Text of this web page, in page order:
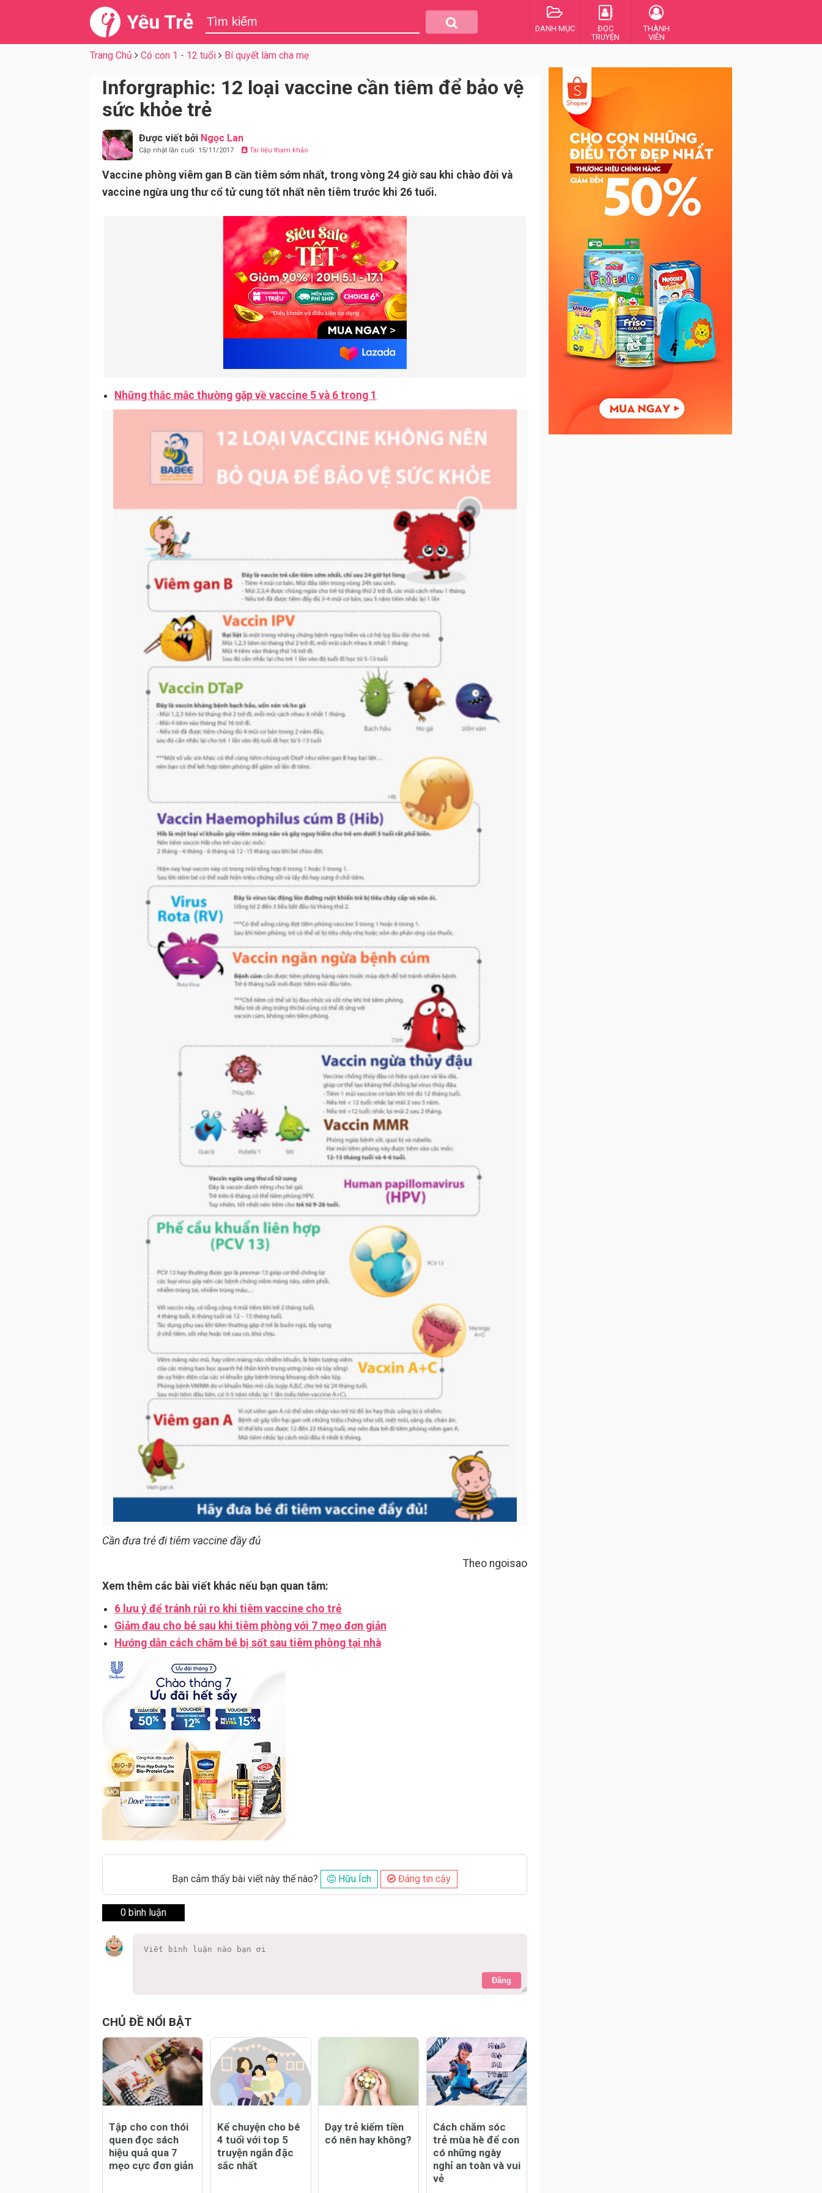
Yêu Trẻ DANH MỤC
ĐỌC
TRUYỆN
THÀNH
VIÊN
Trang Chủ Có con 1 - 12 tuổi Bí quyết làm cha mẹ
Inforgraphic: 12 loại vaccine cần tiêm để bảo vệ
sức khỏe trẻ
Được viết bởi Ngọc Lan
Cập nhật lần cuối: 15/11/2017 Tài liệu tham khảo
Vaccine phòng viêm gan B cần tiêm sớm nhất, trong vòng 24 giờ sau khi chào đời và
vaccine ngừa ung thư cổ tử cung tốt nhất nên tiêm trước khi 26 tuổi.
Những thắc mắc thường gặp về vaccine 5 và 6 trong 1
Cần đưa trẻ đi tiêm vaccine đầy đủ
Theo ngoisao
Xem thêm các bài viết khác nếu bạn quan tâm:
6 lưu ý để tránh rủi ro khi tiêm vaccine cho trẻ
Giảm đau cho bé sau khi tiêm phòng với 7 mẹo đơn giản
Hướng dẫn cách chăm bé bị sốt sau tiêm phòng tại nhà
Bạn cảm thấy bài viết này thế nào? Hữu Ích Đáng tin cậy
0 bình luận
Đăng
CHỦ ĐỀ NỔI BẬT
Tập cho con thói
quen đọc sách
hiệu quả qua 7
mẹo cực đơn giản
Kể chuyện cho bé
4 tuổi với top 5
truyện ngắn đặc
sắc nhất
Dạy trẻ kiếm tiền
có nên hay không?
Cách chăm sóc
trẻ mùa hè để con
có những ngày
nghỉ an toàn và vui
vẻ